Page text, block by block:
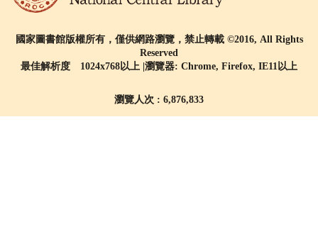
國家圖書館版權所有，僅供網路瀏覽，禁止轉載 ©2016, All Rights
Reserved
最佳解析度 1024x768以上 |瀏覽器: Chrome, Firefox, IE11以上
瀏覽人次 : 6,876,833